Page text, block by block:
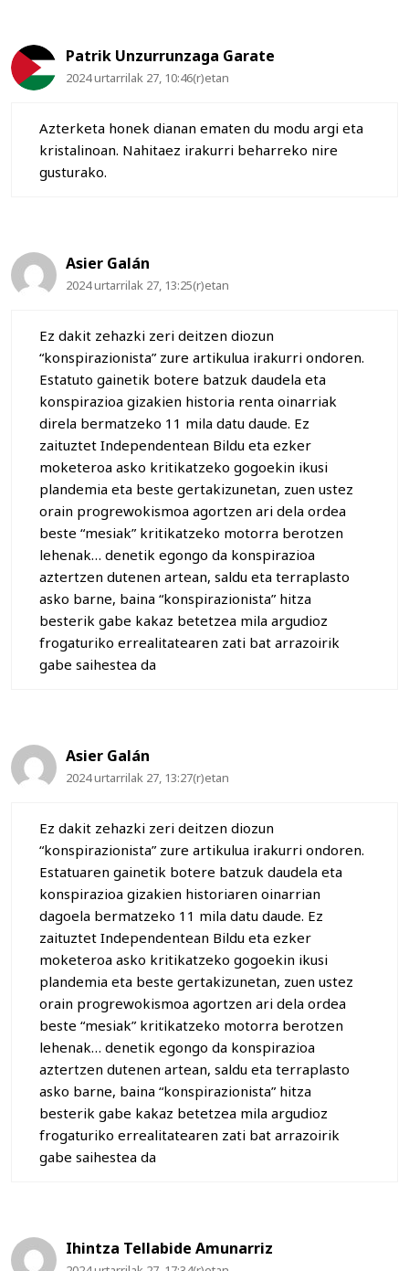
Patrik Unzurrunzaga Garate
2024 urtarrilak 27, 10:46(r)etan
Azterketa honek dianan ematen du modu argi eta
kristalinoan. Nahitaez irakurri beharreko nire
gusturako.
Asier Galán
2024 urtarrilak 27, 13:25(r)etan
Ez dakit zehazki zeri deitzen diozun
“konspirazionista” zure artikulua irakurri ondoren.
Estatuto gainetik botere batzuk daudela eta
konspirazioa gizakien historia renta oinarriak
direla bermatzeko 11 mila datu daude. Ez
zaituztet Independentean Bildu eta ezker
moketeroa asko kritikatzeko gogoekin ikusi
plandemia eta beste gertakizunetan, zuen ustez
orain progrewokismoa agortzen ari dela ordea
beste “mesiak” kritikatzeko motorra berotzen
lehenak… denetik egongo da konspirazioa
aztertzen dutenen artean, saldu eta terraplasto
asko barne, baina “konspirazionista” hitza
besterik gabe kakaz betetzea mila argudioz
frogaturiko errealitatearen zati bat arrazoirik
gabe saihestea da
Asier Galán
2024 urtarrilak 27, 13:27(r)etan
Ez dakit zehazki zeri deitzen diozun
“konspirazionista” zure artikulua irakurri ondoren.
Estatuaren gainetik botere batzuk daudela eta
konspirazioa gizakien historiaren oinarrian
dagoela bermatzeko 11 mila datu daude. Ez
zaituztet Independentean Bildu eta ezker
moketeroa asko kritikatzeko gogoekin ikusi
plandemia eta beste gertakizunetan, zuen ustez
orain progrewokismoa agortzen ari dela ordea
beste “mesiak” kritikatzeko motorra berotzen
lehenak… denetik egongo da konspirazioa
aztertzen dutenen artean, saldu eta terraplasto
asko barne, baina “konspirazionista” hitza
besterik gabe kakaz betetzea mila argudioz
frogaturiko errealitatearen zati bat arrazoirik
gabe saihestea da
Ihintza Tellabide Amunarriz